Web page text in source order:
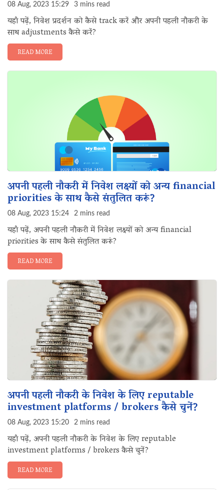
08 Aug, 2023 15:29 3 mins read
यहाँ पढ़ें, निवेश प्रदर्शन को कैसे track करें और अपनी पहली नौकरी के
साथ adjustments कैसे करें?
READ MORE
अपनी पहली नौकरी में निवेश लक्ष्यों को अन्य financial
priorities के साथ कैसे संतुलित करूं?
08 Aug, 2023 15:24 2 mins read
यहाँ पढ़ें, अपनी पहली नौकरी में निवेश लक्ष्यों को अन्य financial
priorities के साथ कैसे संतुलित करूं?
READ MORE
अपनी पहली नौकरी के निवेश के लिए reputable
investment platforms / brokers कैसे चुनें?
08 Aug, 2023 15:20 2 mins read
यहाँ पढ़ें, अपनी पहली नौकरी के निवेश के लिए reputable
investment platforms / brokers कैसे चुनें?
READ MORE